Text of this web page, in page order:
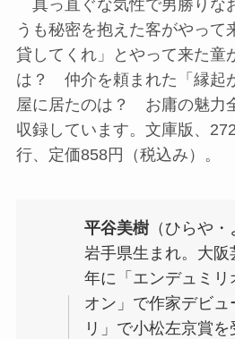
真っ直ぐな気性で男勝りな
うも秘密を抱えた客がやって
貸してくれ」とやって来た童
は？ 仲介を頼まれた「縁起
屋に居たのは？ お庸の魅力
収録しています。文庫版、
行、定価858円（税込み）。
平谷美樹 （ひらや
岩手県生まれ。大
年に「エンデュミリ
オン」で作家デビ
リ」で小松左京賞